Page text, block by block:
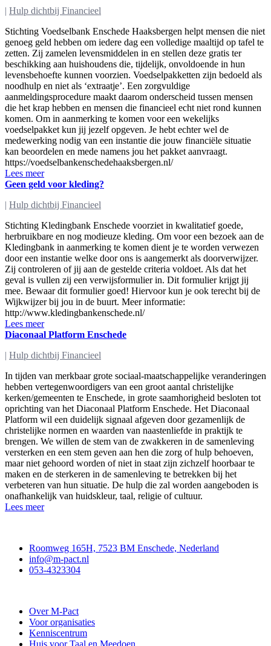
| Hulp dichtbij Financieel
Stichting Voedselbank Enschede Haaksbergen helpt mensen die niet
genoeg geld hebben om iedere dag een volledige maaltijd op tafel te
zetten. Zij zamelen levensmiddelen in en stellen deze gratis ter
beschikking aan huishoudens die, tijdelijk, onvoldoende in hun
levensbehoefte kunnen voorzien. Voedselpakketten zijn bedoeld als
noodhulp en niet als ‘extraatje’. Een zorgvuldige
aanmeldingsprocedure maakt daarom onderscheid tussen mensen
die het krap hebben en mensen die financieel echt niet rond kunnen
komen. Om in aanmerking te komen voor een wekelijks
voedselpakket kun jij jezelf opgeven. Je hebt echter wel de
medewerking nodig van een instantie die jouw financiële situatie
kan beoordelen en mede namens jou het pakket aanvraagt.
https://voedselbankenschedehaaksbergen.nl/
Lees meer
Geen geld voor kleding?
| Hulp dichtbij Financieel
Stichting Kledingbank Enschede voorziet in kwalitatief goede,
herbruikbare en nog modieuze kleding. Om voor een bezoek aan de
Kledingbank in aanmerking te komen dient je te worden verwezen
door een instantie welke door ons is aangemerkt als doorverwijzer.
Zij controleren of jij aan de gestelde criteria voldoet. Als dat het
geval is vullen zij een verwijsformulier in. Dit formulier krijgt jij
mee. Bewaar dit formulier goed! Hiervoor kun je ook terecht bij de
Wijkwijzer bij jou in de buurt. Meer informatie:
http://www.kledingbankenschede.nl/
Lees meer
Diaconaal Platform Enschede
| Hulp dichtbij Financieel
In tijden van merkbaar grote sociaal-maatschappelijke veranderingen
hebben vertegenwoordigers van een groot aantal christelijke
kerken/gemeenten te Enschede, in grote saamhorigheid besloten tot
oprichting van het Diaconaal Platform Enschede. Het Diaconaal
Platform wil een duidelijk signaal afgeven door gezamenlijk de
christelijke normen en waarden van naastenliefde in praktijk te
brengen. We willen de stem van de zwakkeren in de samenleving
versterken en een stem geven aan hen die zorg of hulp behoeven,
maar niet gehoord worden of niet in staat zijn zichzelf hoorbaar te
maken en de sterkeren in de samenleving te betrekken bij het
verbeteren van hun situatie. De hulp die zal worden aangeboden is
onafhankelijk van huidskleur, taal, religie of cultuur.
Lees meer
Roomweg 165H, 7523 BM Enschede, Nederland
info@m-pact.nl
053-4323304
Over M-Pact
Voor organisaties
Kenniscentrum
Huis voor Taal en Meedoen